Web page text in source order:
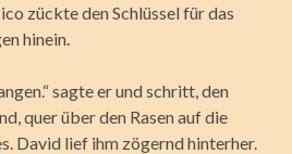
zückte den Schlüssel für das
hinein.
sagte er und schritt, den
quer über den Rasen auf die
David lief ihm zögernd hinterher.